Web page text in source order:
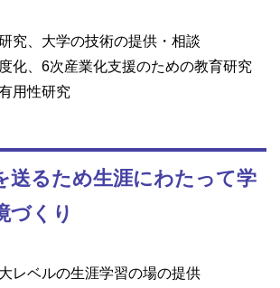
究、大学の技術の提供・相談
化、6次産業化支援のための教育研究
用性研究
送るため生涯にわたって学
づくり
レベルの生涯学習の場の提供